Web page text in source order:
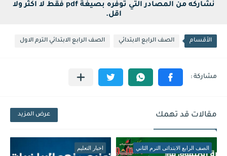
نشاركه من المصادر التي توفره بصيغة pdf فقط لا اكثر ولا
اقل.
الأقسام الصف الرابع الابتدائي الصف الرابع الابتدائي الترم الاول
مقالات قد تهمك عرض المزيد
الصف الرابع الابتدائى الترم الثاني اخبار التعليم